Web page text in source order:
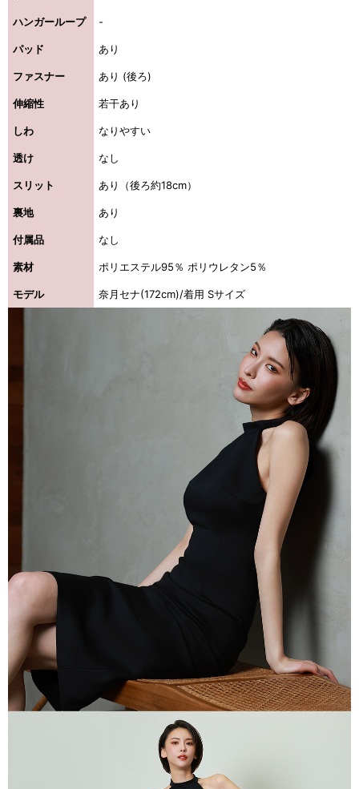
ハンガーループ -
パッド あり
ファスナー あり (後ろ)
伸縮性 若干あり
しわ なりやすい
透け なし
スリット あり（後ろ約18cm）
裏地 あり
付属品 なし
素材 ポリエステル95％ ポリウレタン5％
モデル 奈月セナ(172cm)/着用 Sサイズ